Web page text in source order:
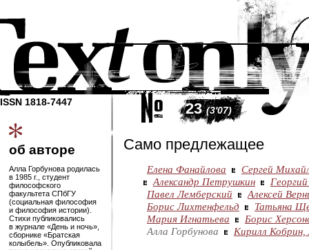
ISSN 1818-7447
об авторе
Алла Горбунова родилась
в 1985 г., студент
философского
факультета СПбГУ
(социальная философия
и философия истории).
Стихи публиковались
в журнале «День и ночь»,
сборнике «Братская
колыбель». Опубликовала
23(3'07)
Само предлежащее
Елена Фанайлова
Сергей
Александр Петрушкин
Павел Лемберский
Алексей
Борис Лихтенфельд
Татьяна
Мария Игнатьева
Борис
Алла Горбунова
Кирилл Кобрин,